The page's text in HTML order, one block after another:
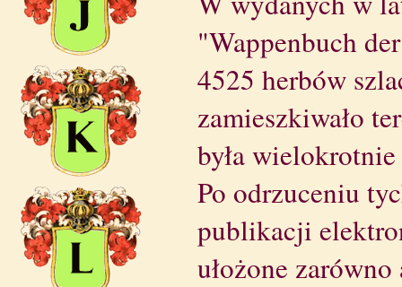
"Wappenbuch
4525 herbów
zamieszkiwało
była
Po odrzuceniu
publikacji
ułożone